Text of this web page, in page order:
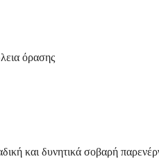
όρασης
και δυνητικά σοβαρή